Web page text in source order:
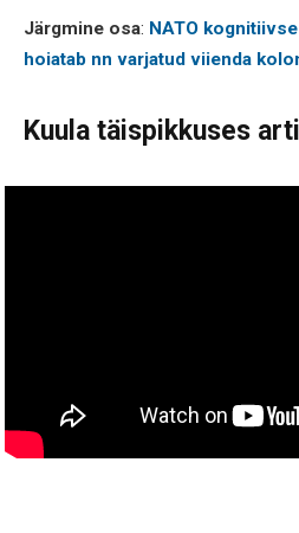
Järgmine osa: NATO
hoiatab nn varjatud viienda
Kuula täispikkuses